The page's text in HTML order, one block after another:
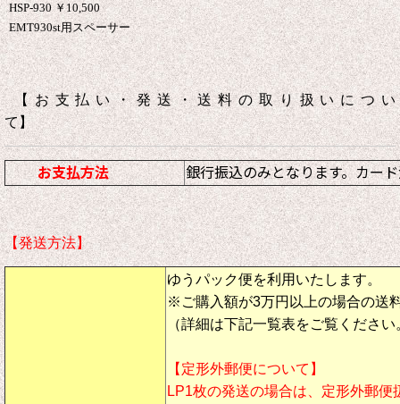
HSP-930 ￥10,500
EMT930st用スペーサー
【お支払い・発送・送料の取り扱いについ
て】
お支払方法 銀行振込のみとなります。カー
【発送方法】
ゆうパック便を利用いたします。
※ご購入額が3万円以上の場合の送
（詳細は下記一覧表をご覧ください
【定形外郵便について】
LP1枚の発送の場合は、定形外郵便